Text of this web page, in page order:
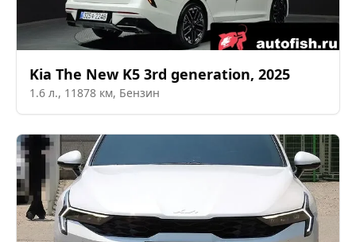
Kia The New K5 3rd generation, 2025
1.6 л., 11878 км, Бензин